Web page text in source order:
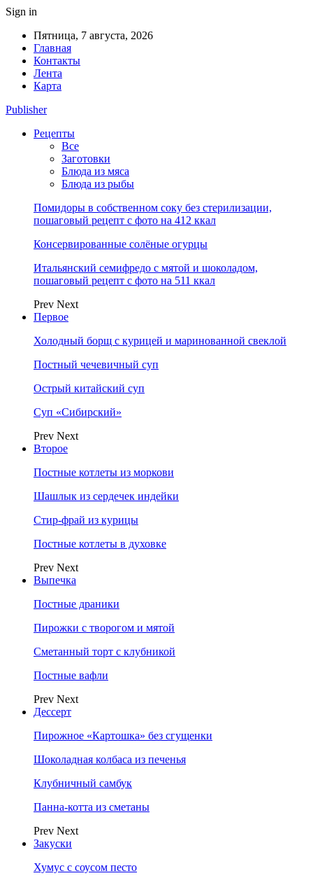
Sign in
Пятница, 7 августа, 2026
Главная
Контакты
Лента
Карта
Publisher
Рецепты
Все
Заготовки
Блюда из мяса
Блюда из рыбы
Помидоры в собственном соку без стерилизации,
пошаговый рецепт с фото на 412 ккал
Консервированные солёные огурцы
Итальянский семифредо с мятой и шоколадом,
пошаговый рецепт с фото на 511 ккал
Prev Next
Первое
Холодный борщ с курицей и маринованной свеклой
Постный чечевичный суп
Острый китайский суп
Суп «Сибирский»
Prev Next
Второе
Постные котлеты из моркови
Шашлык из сердечек индейки
Стир-фрай из курицы
Постные котлеты в духовке
Prev Next
Выпечка
Постные драники
Пирожки с творогом и мятой
Сметанный торт с клубникой
Постные вафли
Prev Next
Дессерт
Пирожное «Картошка» без сгущенки
Шоколадная колбаса из печенья
Клубничный самбук
Панна-котта из сметаны
Prev Next
Закуски
Хумус с соусом песто